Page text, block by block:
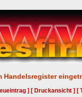
Handelsregister
] [ Druckansicht ] [